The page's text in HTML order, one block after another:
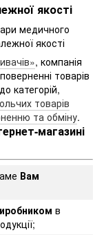
якості
медичного
якості
, компанія
товарів
категорій,
товарів
та обміну.
магазині
Вам
в